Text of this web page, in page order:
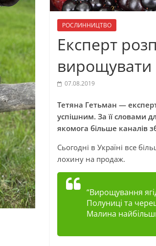
РОСЛИННИЦТВО
Експерт
вирощувати
07.08.2019
Тетяна Гетьман —
успішним. За її словами
якомога більше каналів
Сьогодні в Україні все
лохину на продаж.
“Вирощування
Полуниці та
Малина